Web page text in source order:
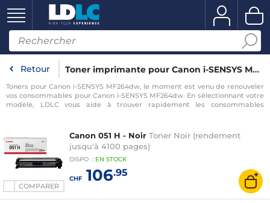
Retour Toner imprimante pour Canon i-SENSYS MF264dw
Toners pour Canon i-SENSYS MF264dw, le moment est venu de renouveler
vos consommables pour Canon i-SENSYS MF264dw. En sélectionnant votre
modèle, LDLC vous aide à trouver rapidement les consommables
COMPARER
Canon 051 H - Noir Toner Noir (rendement
jusqu'à 4100 pages)
DISPO : EN STOCK
CHF106.95